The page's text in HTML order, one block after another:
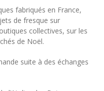
fabriqués en France,
de fresque sur
collectives, sur les
de Noël.
suite à des échanges